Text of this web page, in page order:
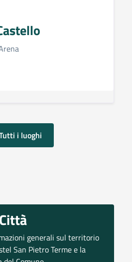
DI CASTELLO
i luoghi
generali sul territorio
San Pietro Terme e la